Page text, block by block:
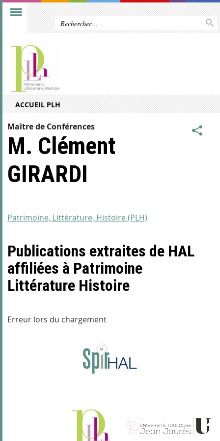
ACCUEIL PLH
Maître de Conférences
M. Clément
GIRARDI
Patrimoine, Littérature, Histoire (PLH)
Publications extraites de HAL
affiliées à Patrimoine
Littérature Histoire
Erreur lors du chargement